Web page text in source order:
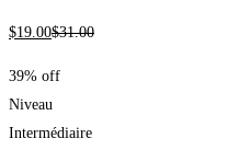
$19.00$31.00
39% off
Niveau
Intermédiaire